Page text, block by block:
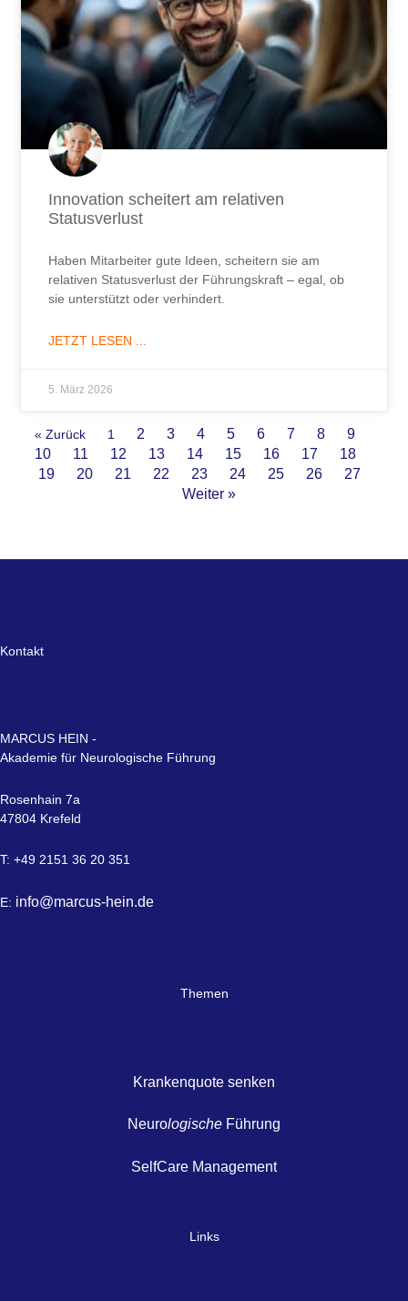
Innovation scheitert am relativen
Statusverlust
Haben Mitarbeiter gute Ideen, scheitern sie am
relativen Statusverlust der Führungskraft – egal, ob
sie unterstützt oder verhindert.
JETZT LESEN ...
5. März 2026
« Zurück 1 2 3 4 5 6 7 8
9
10
11 12 13 14 15 16 17
18
19
20 21 22 23 24 25 26
27
Weiter »
Kontakt
MARCUS HEIN -
Akademie für Neurologische Führung
Rosenhain 7a
47804 Krefeld
T: +49 2151 36 20 351
E: info@marcus-hein.de
Themen
Krankenquote senken
Neurologische Führung
SelfCare Management
Links